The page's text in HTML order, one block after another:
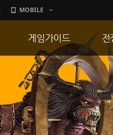
MOBILE
게임가이드
게임 특징
서버가이드
신병훈련소
세부가이드
전
통
공